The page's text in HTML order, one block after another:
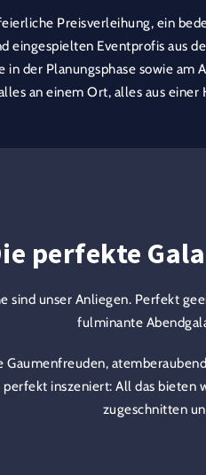
Preisverleihung, ein
eingespielten Eventprofis aus
in der Planungsphase sowie am
an einem Ort, alles aus
perfekte
sind unser Anliegen. Perfekt
fulminante
Gaumenfreuden,
inszeniert: All das bieten
zugeschnitten